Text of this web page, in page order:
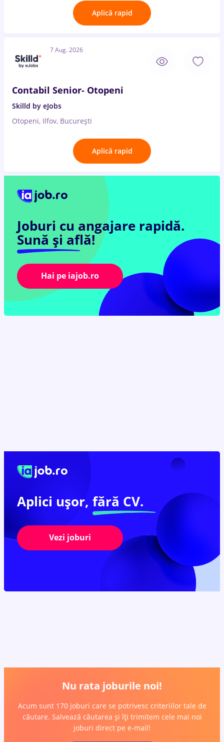
Aplică rapid
7 Aug. 2026
Contabil Senior- Otopeni
Skilld by eJobs
Otopeni, Ilfov, București
Aplică rapid
Joburi cu angajare rapidă.
Sună și află!
Hai pe iajob.ro
Aplici ușor, fără CV.
Vezi joburi
Nu rata joburile noi!
Acum sunt 170 joburi care se potrivesc criteriilor tale de
căutare. Salvează căutarea și îți trimitem cele mai noi
joburi direct pe e-mail!